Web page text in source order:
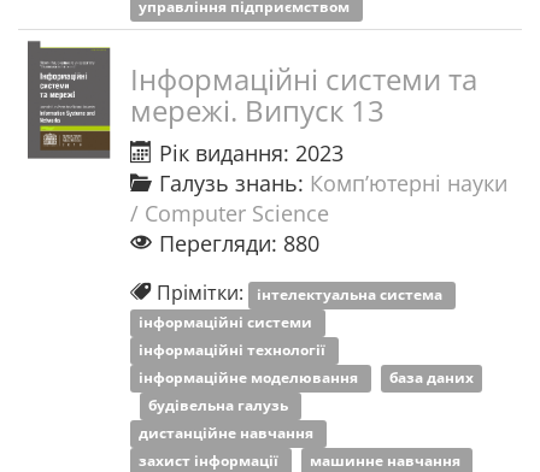
управління підприємством
Інформаційні системи та
мережі. Випуск 13
Рік видання: 2023
Галузь знань: Комп’ютерні науки
/ Computer Science
Перегляди: 880
Прімітки: інтелектуальна система
інформаційні системи
інформаційні технології
інформаційне моделювання
база даних
будівельна галузь
дистанційне навчання
захист інформації
машинне навчання